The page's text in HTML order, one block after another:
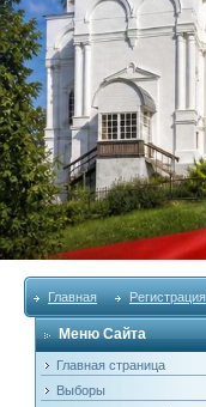
Главная Регистрация
Меню Сайта
Главная страница
Выборы